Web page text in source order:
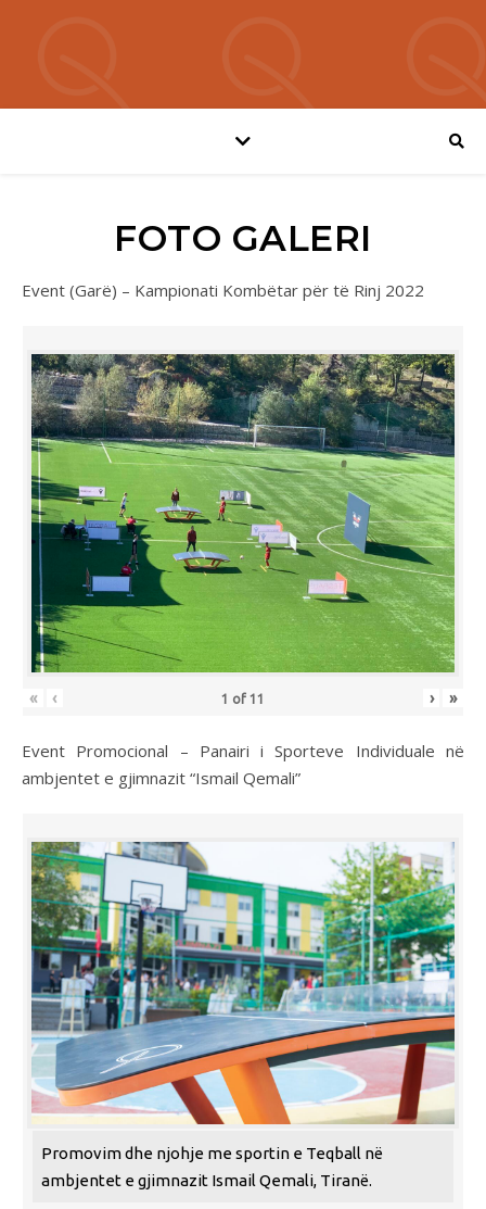
FOTO GALERI
Event (Garë) – Kampionati Kombëtar për të Rinj 2022
« ‹ 1 of 11 › »
Event Promocional – Panairi i Sporteve Individuale në
ambjentet e gjimnazit “Ismail Qemali”
Promovim dhe njohje me sportin e Teqball në
ambjentet e gjimnazit Ismail Qemali, Tiranë.